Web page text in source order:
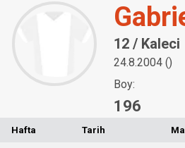
12 / Kaleci
24.8.2004 ()
Boy:
196
Hafta Tarih